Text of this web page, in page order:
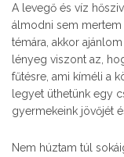
A levegő és víz
álmodni sem mertem
témára, akkor
lényeg viszont az,
fűtésre, ami kíméli a
legyet üthetünk egy
gyermekeink jövőjét
Nem húztam túl